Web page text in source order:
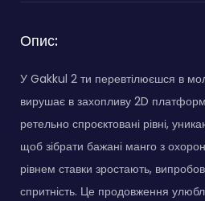
Опис:
У Gakkul 2 ти перевтілюєшся в
вирушає в захопливу 2D
ретельно спроєктовані рівні,
щоб зібрати бажані манго з
рівнем ставки зростають,
спритність. Це продовження